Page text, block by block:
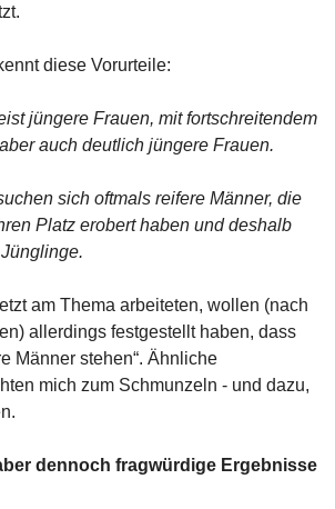
diese Vorurteile:
jüngere Frauen, mit fortschreitendem
auch deutlich jüngere Frauen.
sich oftmals reifere Männer, die
Platz erobert haben und deshalb
am Thema arbeiteten, wollen (nach
allerdings festgestellt haben, dass
Männer stehen“. Ähnliche
mich zum Schmunzeln - und dazu,
dennoch fragwürdige Ergebnisse